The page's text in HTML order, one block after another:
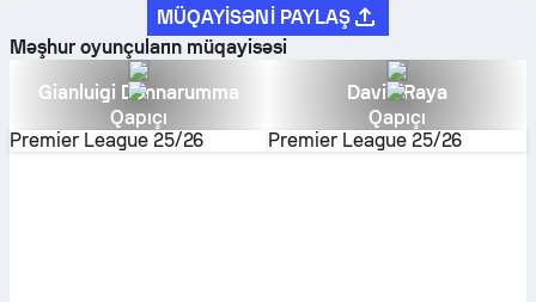
MÜQAYISƏNI PAYLAŞ
Məşhur oyunçuların müqayisəsi
Gianluigi Donnarumma
Qapıçı
Premier League 25/26
David Raya
Qapıçı
Premier League 25/26